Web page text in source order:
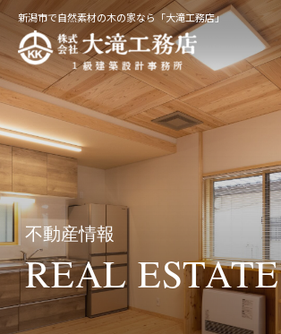
新潟市で自然素材の木の家なら「大滝工務店」
不動産情報
REAL ESTATE